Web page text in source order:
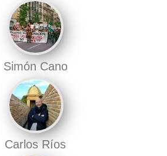
Simón Cano
Carlos Ríos